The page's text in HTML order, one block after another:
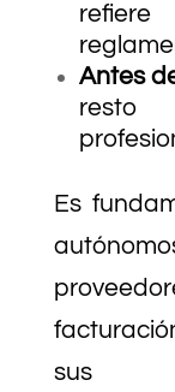
Antes
resto
Es
sus